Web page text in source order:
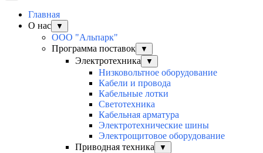
Главная
О нас
▼
ООО "Альпарк"
Программа поставок
▼
Электротехника ▼
Низковольтное оборудование
Кабели и провода
Кабельные лотки
Светотехника
Кабельная арматура
Электротехнические шины
Электрощитовое оборудование
Приводная техника
▼